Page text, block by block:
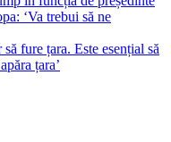
‘Va trebui să ne
fure țara. Este esențial să
țara’